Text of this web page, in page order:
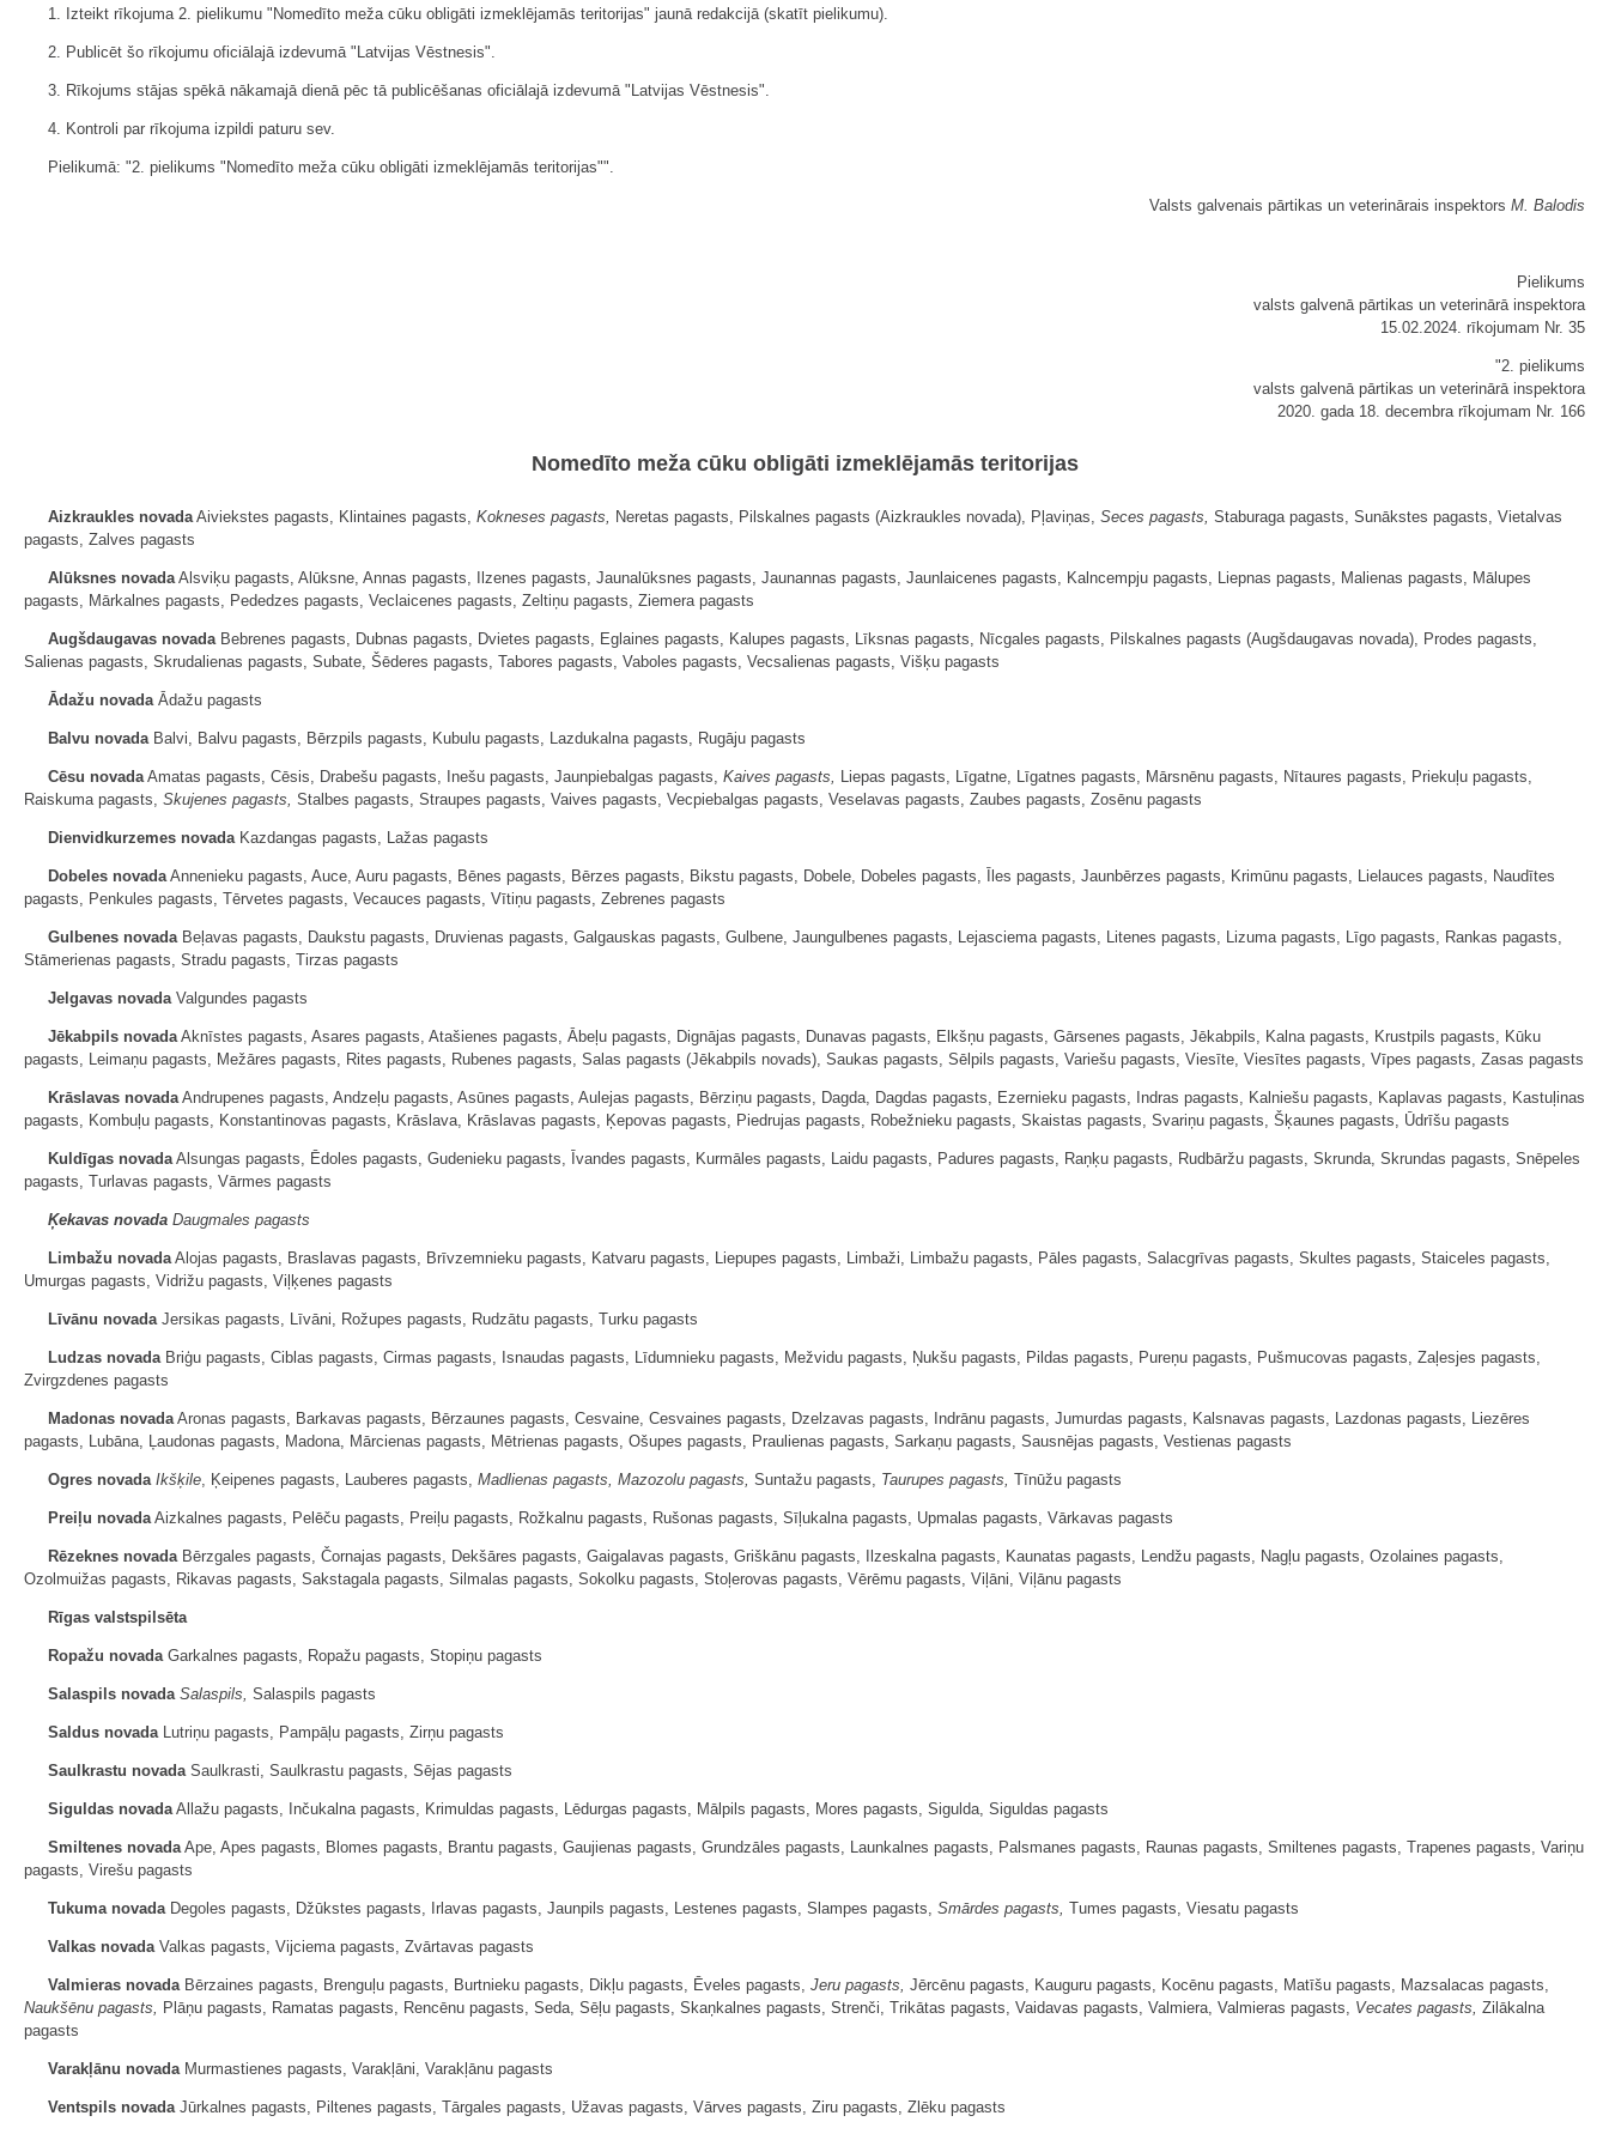
1. Izteikt rīkojuma 2. pielikumu "Nomedīto meža cūku obligāti izmeklējamās teritorijas" jaunā redakcijā (skatīt pielikumu).
2. Publicēt šo rīkojumu oficiālajā izdevumā "Latvijas Vēstnesis".
3. Rīkojums stājas spēkā nākamajā dienā pēc tā publicēšanas oficiālajā izdevumā "Latvijas Vēstnesis".
4. Kontroli par rīkojuma izpildi paturu sev.
Pielikumā: "2. pielikums "Nomedīto meža cūku obligāti izmeklējamās teritorijas"".
Valsts galvenais pārtikas un veterinārais inspektors M. Balodis
Pielikums
valsts galvenā pārtikas un veterinārā inspektora
15.02.2024. rīkojumam Nr. 35
"2. pielikums
valsts galvenā pārtikas un veterinārā inspektora
2020. gada 18. decembra rīkojumam Nr. 166
Nomedīto meža cūku obligāti izmeklējamās teritorijas
Aizkraukles novada Aiviekstes pagasts, Klintaines pagasts, Kokneses pagasts, Neretas pagasts, Pilskalnes pagasts (Aizkraukles novada), Pļaviņas, Seces pagasts, Staburaga pagasts, Sunākstes pagasts, Vietalvas
pagasts, Zalves pagasts
Alūksnes novada Alsviķu pagasts, Alūksne, Annas pagasts, Ilzenes pagasts, Jaunalūksnes pagasts, Jaunannas pagasts, Jaunlaicenes pagasts, Kalncempju pagasts, Liepnas pagasts, Malienas pagasts, Mālupes
pagasts, Mārkalnes pagasts, Pededzes pagasts, Veclaicenes pagasts, Zeltiņu pagasts, Ziemera pagasts
Augšdaugavas novada Bebrenes pagasts, Dubnas pagasts, Dvietes pagasts, Eglaines pagasts, Kalupes pagasts, Līksnas pagasts, Nīcgales pagasts, Pilskalnes pagasts (Augšdaugavas novada), Prodes pagasts,
Salienas pagasts, Skrudalienas pagasts, Subate, Šēderes pagasts, Tabores pagasts, Vaboles pagasts, Vecsalienas pagasts, Višķu pagasts
Ādažu novada Ādažu pagasts
Balvu novada Balvi, Balvu pagasts, Bērzpils pagasts, Kubulu pagasts, Lazdukalna pagasts, Rugāju pagasts
Cēsu novada Amatas pagasts, Cēsis, Drabešu pagasts, Inešu pagasts, Jaunpiebalgas pagasts, Kaives pagasts,
Liepas pagasts, Līgatne, Līgatnes pagasts, Mārsnēnu pagasts, Nītaures pagasts, Priekuļu pagasts,
Raiskuma pagasts, Skujenes pagasts, Stalbes pagasts, Straupes pagasts, Vaives pagasts, Vecpiebalgas pagasts, Veselavas pagasts, Zaubes pagasts, Zosēnu pagasts
Dienvidkurzemes novada Kazdangas pagasts, Lažas pagasts
Dobeles novada Annenieku pagasts, Auce, Auru pagasts, Bēnes pagasts, Bērzes pagasts, Bikstu pagasts, Dobele, Dobeles pagasts, Īles pagasts, Jaunbērzes pagasts, Krimūnu pagasts, Lielauces pagasts, Naudītes
pagasts, Penkules pagasts, Tērvetes pagasts, Vecauces pagasts, Vītiņu pagasts, Zebrenes pagasts
Gulbenes novada Beļavas pagasts, Daukstu pagasts, Druvienas pagasts, Galgauskas pagasts, Gulbene, Jaungulbenes pagasts, Lejasciema pagasts, Litenes pagasts, Lizuma pagasts, Līgo pagasts, Rankas pagasts,
Stāmerienas pagasts, Stradu pagasts, Tirzas pagasts
Jelgavas novada Valgundes pagasts
Jēkabpils novada Aknīstes pagasts, Asares pagasts, Atašienes pagasts, Ābeļu pagasts, Dignājas pagasts, Dunavas pagasts, Elkšņu pagasts, Gārsenes pagasts, Jēkabpils, Kalna pagasts, Krustpils pagasts, Kūku
pagasts, Leimaņu pagasts, Mežāres pagasts, Rites pagasts, Rubenes pagasts, Salas pagasts (Jēkabpils novads), Saukas pagasts, Sēlpils pagasts, Variešu pagasts, Viesīte, Viesītes pagasts, Vīpes pagasts, Zasas pagasts
Krāslavas novada Andrupenes pagasts, Andzeļu pagasts, Asūnes pagasts, Aulejas pagasts, Bērziņu pagasts, Dagda, Dagdas pagasts, Ezernieku pagasts, Indras pagasts, Kalniešu pagasts, Kaplavas pagasts, Kastuļinas
pagasts, Kombuļu pagasts, Konstantinovas pagasts, Krāslava, Krāslavas pagasts, Ķepovas pagasts, Piedrujas pagasts, Robežnieku pagasts, Skaistas pagasts, Svariņu pagasts, Šķaunes pagasts, Ūdrīšu pagasts
Kuldīgas novada Alsungas pagasts, Ēdoles pagasts, Gudenieku pagasts, Īvandes pagasts, Kurmāles pagasts, Laidu pagasts, Padures pagasts, Raņķu pagasts, Rudbāržu pagasts, Skrunda, Skrundas pagasts, Snēpeles
pagasts, Turlavas pagasts, Vārmes pagasts
Ķekavas novada Daugmales pagasts
Limbažu novada Alojas pagasts, Braslavas pagasts, Brīvzemnieku pagasts, Katvaru pagasts, Liepupes pagasts, Limbaži, Limbažu pagasts, Pāles pagasts, Salacgrīvas pagasts, Skultes pagasts, Staiceles pagasts,
Umurgas pagasts, Vidrižu pagasts, Viļķenes pagasts
Līvānu novada Jersikas pagasts, Līvāni, Rožupes pagasts, Rudzātu pagasts, Turku pagasts
Ludzas novada Briģu pagasts, Ciblas pagasts, Cirmas pagasts, Isnaudas pagasts, Līdumnieku pagasts, Mežvidu pagasts, Ņukšu pagasts, Pildas pagasts, Pureņu pagasts, Pušmucovas pagasts, Zaļesjes pagasts,
Zvirgzdenes pagasts
Madonas novada Aronas pagasts, Barkavas pagasts, Bērzaunes pagasts, Cesvaine, Cesvaines pagasts, Dzelzavas pagasts, Indrānu pagasts, Jumurdas pagasts, Kalsnavas pagasts, Lazdonas pagasts, Liezēres
pagasts, Lubāna, Ļaudonas pagasts, Madona, Mārcienas pagasts, Mētrienas pagasts, Ošupes pagasts, Praulienas pagasts, Sarkaņu pagasts, Sausnējas pagasts, Vestienas pagasts
Ogres novada Ikšķile , Ķeipenes pagasts, Lauberes pagasts, Madlienas pagasts, Mazozolu pagasts, Suntažu pagasts, Taurupes pagasts, Tīnūžu pagasts
Preiļu novada Aizkalnes pagasts, Pelēču pagasts, Preiļu pagasts, Rožkalnu pagasts, Rušonas pagasts, Sīļukalna pagasts, Upmalas pagasts, Vārkavas pagasts
Rēzeknes novada Bērzgales pagasts, Čornajas pagasts, Dekšāres pagasts, Gaigalavas pagasts, Griškānu pagasts, Ilzeskalna pagasts, Kaunatas pagasts, Lendžu pagasts, Nagļu pagasts, Ozolaines pagasts,
Ozolmuižas pagasts, Rikavas pagasts, Sakstagala pagasts, Silmalas pagasts, Sokolku pagasts, Stoļerovas pagasts, Vērēmu pagasts, Viļāni, Viļānu pagasts
Rīgas valstspilsēta
Ropažu novada Garkalnes pagasts, Ropažu pagasts, Stopiņu pagasts
Salaspils novada Salaspils, Salaspils pagasts
Saldus novada Lutriņu pagasts, Pampāļu pagasts, Zirņu pagasts
Saulkrastu novada Saulkrasti, Saulkrastu pagasts, Sējas pagasts
Siguldas novada Allažu pagasts, Inčukalna pagasts, Krimuldas pagasts, Lēdurgas pagasts, Mālpils pagasts, Mores pagasts, Sigulda, Siguldas pagasts
Smiltenes novada Ape, Apes pagasts, Blomes pagasts, Brantu pagasts, Gaujienas pagasts, Grundzāles pagasts, Launkalnes pagasts, Palsmanes pagasts, Raunas pagasts, Smiltenes pagasts, Trapenes pagasts, Variņu
pagasts, Virešu pagasts
Tukuma novada Degoles pagasts, Džūkstes pagasts, Irlavas pagasts, Jaunpils pagasts, Lestenes pagasts, Slampes pagasts, Smārdes pagasts, Tumes pagasts, Viesatu pagasts
Valkas novada Valkas pagasts, Vijciema pagasts, Zvārtavas pagasts
Valmieras novada Bērzaines pagasts, Brenguļu pagasts, Burtnieku pagasts, Dikļu pagasts, Ēveles pagasts, Jeru pagasts, Jērcēnu pagasts, Kauguru pagasts, Kocēnu pagasts, Matīšu pagasts, Mazsalacas pagasts,
Naukšēnu pagasts,
Plāņu pagasts, Ramatas pagasts, Rencēnu pagasts, Seda, Sēļu pagasts, Skaņkalnes pagasts, Strenči, Trikātas pagasts, Vaidavas pagasts, Valmiera, Valmieras pagasts, Vecates pagasts, Zilākalna
pagasts
Varakļānu novada Murmastienes pagasts, Varakļāni, Varakļānu pagasts
Ventspils novada Jūrkalnes pagasts, Piltenes pagasts, Tārgales pagasts, Užavas pagasts, Vārves pagasts, Ziru pagasts, Zlēku pagasts